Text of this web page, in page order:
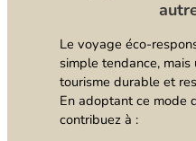
Le voyage éco-
simple tendance,
tourisme durable et
En adoptant ce mode
contribuez à :